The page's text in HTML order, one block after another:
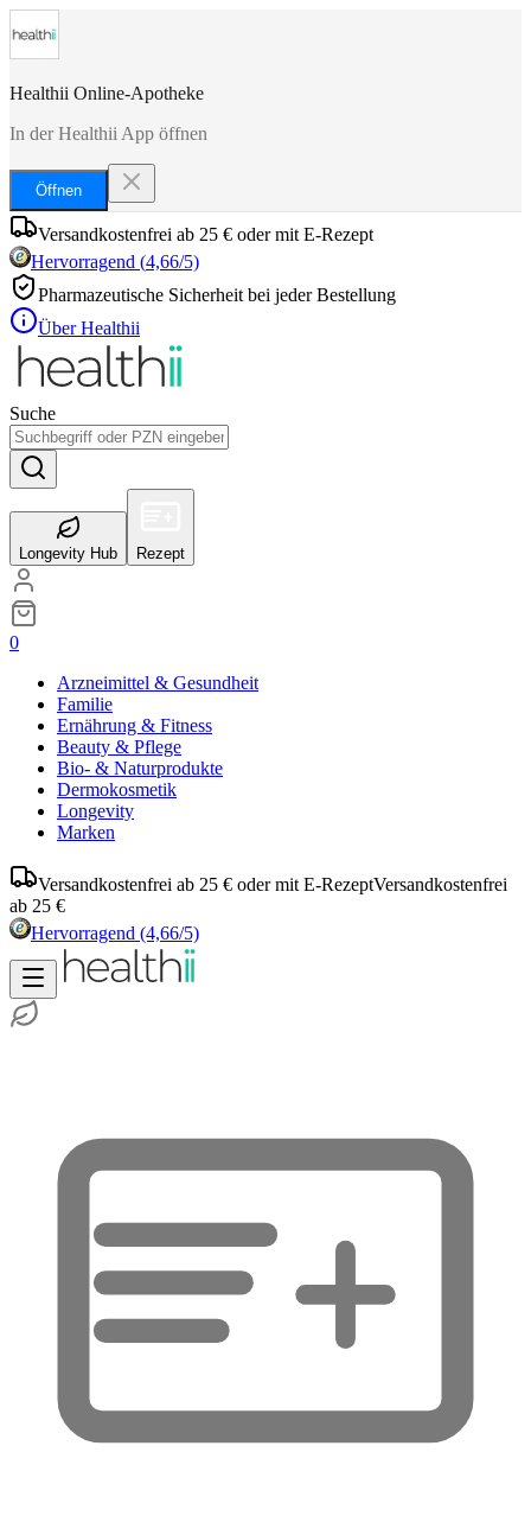
Healthii Online-Apotheke
In der Healthii App öffnen
Öffnen
Versandkostenfrei ab 25 € oder mit E-Rezept
Hervorragend (4,66/5)
Pharmazeutische Sicherheit bei jeder Bestellung
Über Healthii
Suche
Longevity Hub Rezept
0
Arzneimittel & Gesundheit
Familie
Ernährung & Fitness
Beauty & Pflege
Bio- & Naturprodukte
Dermokosmetik
Longevity
Marken
Versandkostenfrei ab 25 € oder mit E-RezeptVersandkostenfrei
ab 25 €
Hervorragend (4,66/5)